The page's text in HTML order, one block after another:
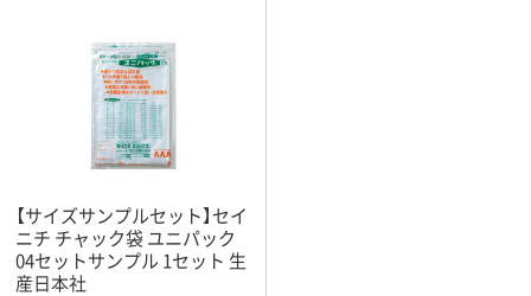
【サイズサンプルセット】セイ
ニチ チャック袋 ユニパック
04セットサンプル 1セット 生
産日本社